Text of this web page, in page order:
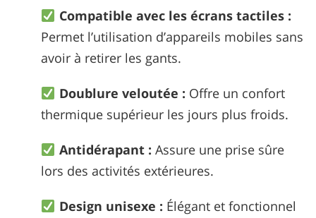
Compatible avec les écrans tactiles :
Permet l’utilisation d’appareils mobiles sans
avoir à retirer les gants.
Doublure veloutée : Offre un confort
thermique supérieur les jours plus froids.
Antidérapant : Assure une prise sûre
lors des activités extérieures.
Design unisexe : Élégant et fonctionnel